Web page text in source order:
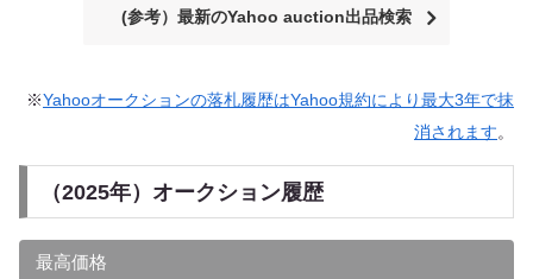
(参考）最新のYahoo auction出品検索
※Yahooオークションの落札履歴はYahoo規約により最大3年で抹
消されます。
（2025年）オークション履歴
最高価格